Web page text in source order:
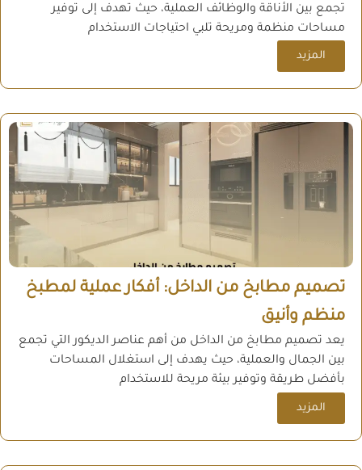
تجمع بين الأناقة والوظائف العملية، حيث تهدف إلى توفير
مساحات منظمة ومريحة تلبي احتياجات الاستخدام
المزيد
تصميم مطابخ من الداخل: أفكار عملية لمطبخ
منظم وأنيق
يعد تصميم مطابخ من الداخل من أهم عناصر الديكور التي تجمع
بين الجمال والعملية، حيث يهدف إلى استغلال المساحات
بأفضل طريقة وتوفير بيئة مريحة للاستخدام
المزيد